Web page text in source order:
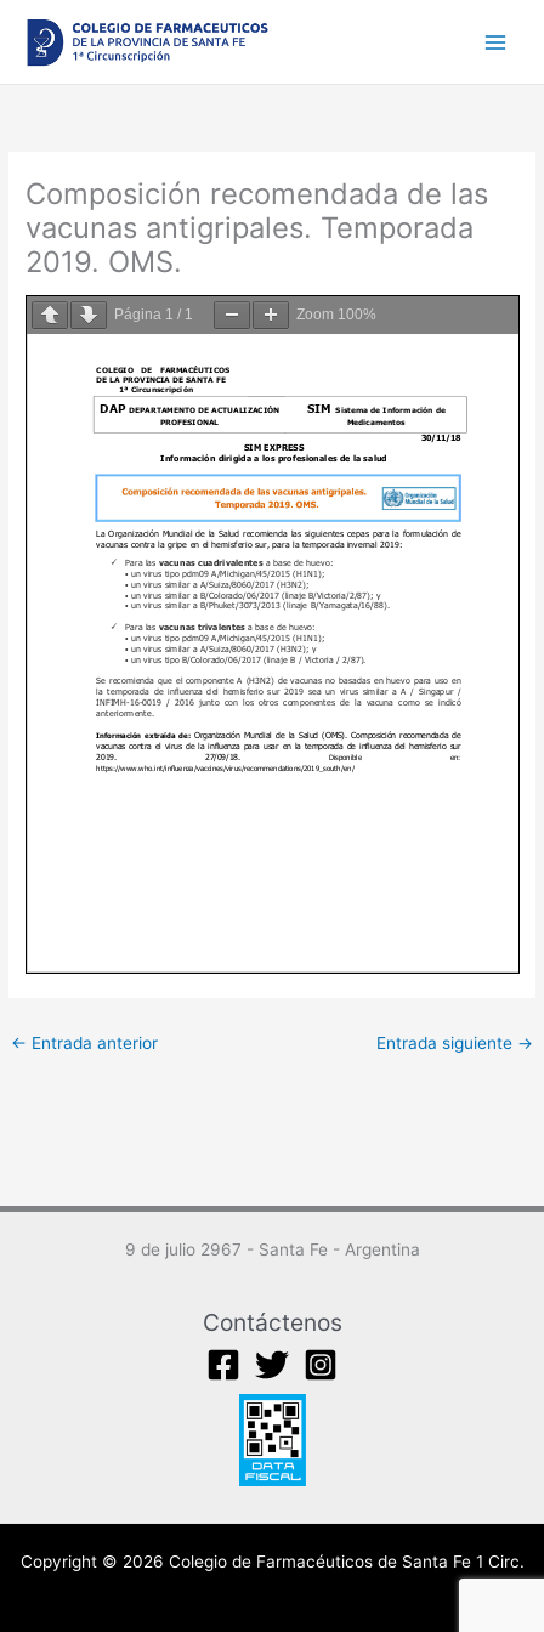
contenido
Composición recomendada de las
vacunas antigripales. Temporada
2019. OMS.
Página 1 / 1 Zoom 100%
← Entrada anterior Entrada siguiente →
9 de julio 2967 - Santa Fe - Argentina
Contáctenos
Copyright © 2026 Colegio de Farmacéuticos de Santa Fe 1 Circ.